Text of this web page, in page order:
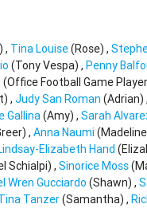
Tina Louise(Rose)
(Tony Vespa) Penny
(Office Football Game
Judy San Roman (Adrian)
Gallina(Amy) Sarah
Anna Naumi
Elizabeth Hand
Schialpi) Sinorice Moss
Wren Gucciardo (Shawn)
Tanzer(Samantha)